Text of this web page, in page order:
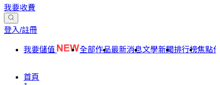
我要收費
登入/註冊
我要儲值 全部作品最新消息文學新聞排行榜焦點
首頁